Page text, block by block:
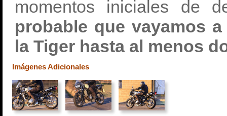
momentos iniciales de
probable que vayamos
la Tiger hasta al menos
Imágenes Adicionales